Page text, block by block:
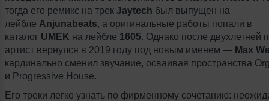
тогда его ремикс на трек Jaytech был выпущен на
лейбле Anjunabeats, а оригинальные работы попали в
каталог UMEK на лейбле 1605. Однако после двухлетней
артист вернулся в 2019 году под новым именем — Max
кардинально сменил звучание, осваивая пространства
и Progressive House.
Его треки легко узнать по фирменному сочетанию: